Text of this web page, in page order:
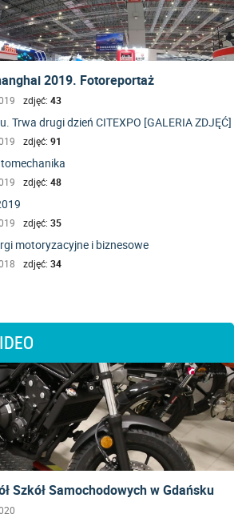
2019. Fotoreportaż
zdjęć: 43
Trwa drugi dzień CITEXPO [GALERIA ZDJĘĆ]
zdjęć: 91
zdjęć: 48
zdjęć: 35
motoryzacyjne i biznesowe
zdjęć: 34
Szkół Samochodowych w Gdańsku